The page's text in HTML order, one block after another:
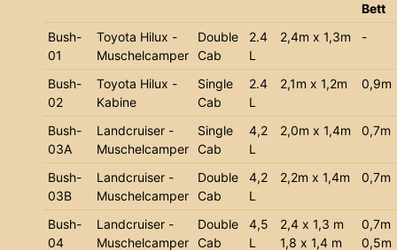
Bett
Bush-
01
Toyota Hilux -
Muschelcamper
Double
Cab
2.4
L
2,4m x 1,3m -
Bush-
02
Toyota Hilux -
Kabine
Single
Cab
2.4
L
2,1m x 1,2m 0,9m
Bush-
03A
Landcruiser -
Muschelcamper
Single
Cab
4,2
L
2,0m x 1,4m 0,7m
Bush-
03B
Landcruiser -
Muschelcamper
Double
Cab
4,2
L
2,2m x 1,4m 0,7m
Bush-
04
Landcruiser -
Muschelcamper
Double
Cab
4,5
L
2,4 x 1,3 m
1,8 x 1,4 m
0,7m
0,5m